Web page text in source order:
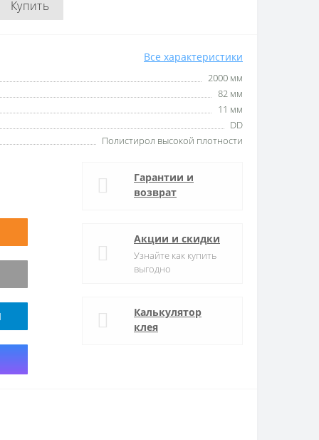
Купить
Все характеристики
2000 мм
82 мм
11 мм
DD
Полистирол высокой плотности
Гарантии и
возврат
Акции и скидки
Узнайте как купить
выгодно
Калькулятор
клея